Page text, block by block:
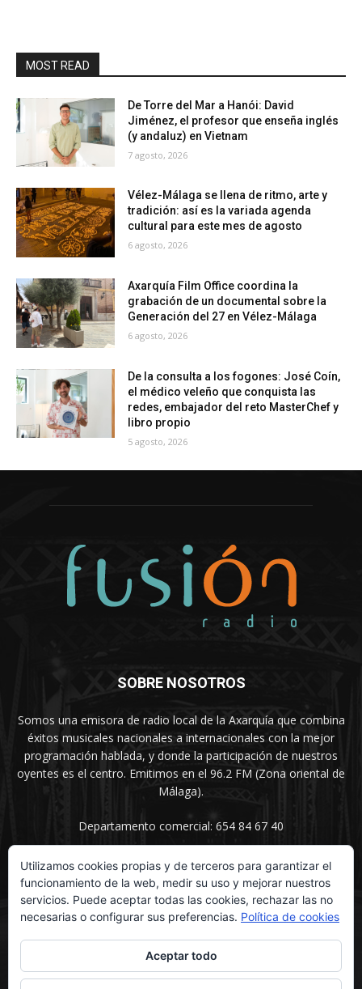
MOST READ
De Torre del Mar a Hanói: David
Jiménez, el profesor que enseña inglés
(y andaluz) en Vietnam
7 agosto, 2026
Vélez-Málaga se llena de ritmo, arte y
tradición: así es la variada agenda
cultural para este mes de agosto
6 agosto, 2026
Axarquía Film Office coordina la
grabación de un documental sobre la
Generación del 27 en Vélez-Málaga
6 agosto, 2026
De la consulta a los fogones: José Coín,
el médico veleño que conquista las
redes, embajador del reto MasterChef y
libro propio
5 agosto, 2026
SOBRE NOSOTROS
Somos una emisora de radio local de la Axarquía que combina
éxitos musicales nacionales a internacionales con la mejor
programación hablada, y donde la participación de nuestros
oyentes es el centro. Emitimos en el 96.2 FM (Zona oriental de
Málaga).
Departamento comercial: 654 84 67 40
SÍGUENOS
Utilizamos cookies propias y de terceros para garantizar el
funcionamiento de la web, medir su uso y mejorar nuestros
servicios. Puede aceptar todas las cookies, rechazar las no
necesarias o configurar sus preferencias. Política de cookies
Aceptar todo